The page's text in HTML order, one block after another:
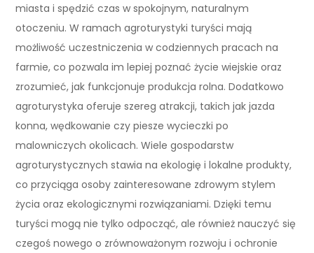
miasta i spędzić czas w spokojnym, naturalnym
otoczeniu. W ramach agroturystyki turyści mają
możliwość uczestniczenia w codziennych pracach na
farmie, co pozwala im lepiej poznać życie wiejskie oraz
zrozumieć, jak funkcjonuje produkcja rolna. Dodatkowo
agroturystyka oferuje szereg atrakcji, takich jak jazda
konna, wędkowanie czy piesze wycieczki po
malowniczych okolicach. Wiele gospodarstw
agroturystycznych stawia na ekologię i lokalne produkty,
co przyciąga osoby zainteresowane zdrowym stylem
życia oraz ekologicznymi rozwiązaniami. Dzięki temu
turyści mogą nie tylko odpocząć, ale również nauczyć się
czegoś nowego o zrównoważonym rozwoju i ochronie